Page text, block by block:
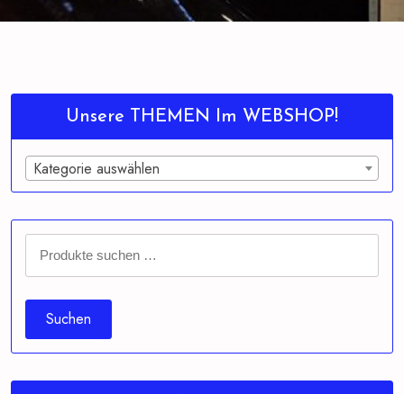
Unsere THEMEN Im WEBSHOP!
Kategorie auswählen
Suchen
nach:
Suchen